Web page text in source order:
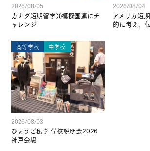
2026/08/05
カナダ短期留学③模擬国連にチ
ャレンジ
2026/08/04
アメリカ短
的に考え、
高等学校 中学校
2026/08/03
ひょうご私学 学校説明会2026
神戸会場